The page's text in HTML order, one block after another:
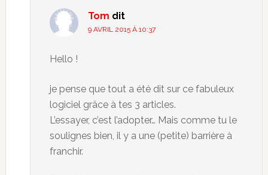
Tom dit
9 AVRIL 2015 À 10:37
Hello !
je pense que tout a été dit sur ce fabuleux
logiciel grâce à tes 3 articles.
L’essayer, c’est l’adopter… Mais comme tu le
soulignes bien, il y a une (petite) barrière à
franchir.